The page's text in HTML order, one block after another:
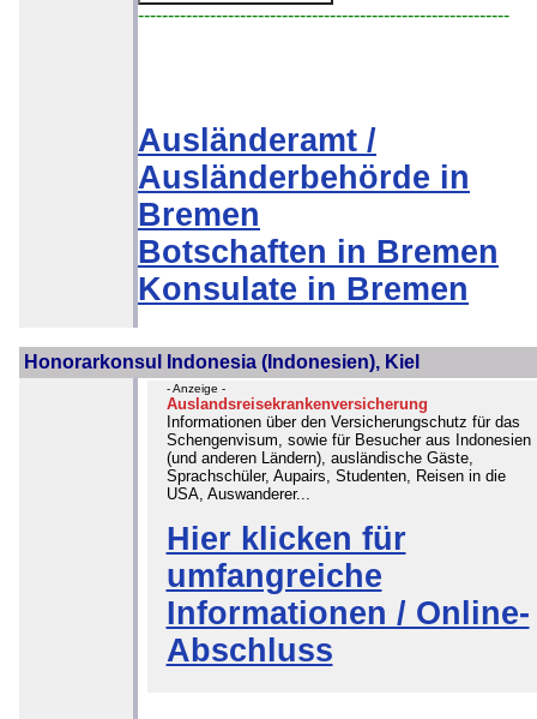
--------------------------------------------------------------
Ausländeramt /
Ausländerbehörde in
Bremen
Botschaften in Bremen
Konsulate in Bremen
Honorarkonsul Indonesia (Indonesien), Kiel
- Anzeige -
Auslandsreisekrankenversicherung
Informationen über den Versicherungschutz für das
Schengenvisum, sowie für Besucher aus Indonesien
(und anderen Ländern), ausländische Gäste,
Sprachschüler, Aupairs, Studenten, Reisen in die
USA, Auswanderer...
Hier klicken für
umfangreiche
Informationen / Online-
Abschluss